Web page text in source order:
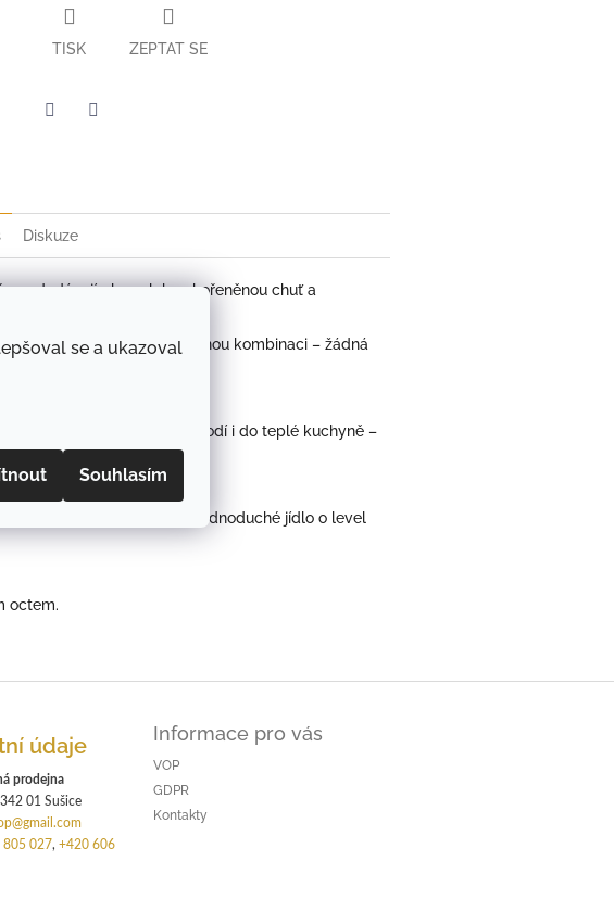
se a ukazoval
Souhlasím
TISK ZEPTAT SE
Diskuze
dodávají plnou, lehce kořeněnou chuť a
tak, aby vytvořily vyváženou kombinaci – žádná
jídlo.
charakter. Výborně se hodí i do teplé kuchyně –
chuť, která posune i jednoduché jídlo o level
octem.
údaje
prodejna
342 01 Sušice
805 027, +420 606
Informace pro vás
VOP
GDPR
Kontakty